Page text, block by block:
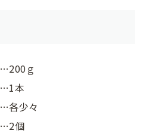
…200ｇ
…1本
…各少々
…2個